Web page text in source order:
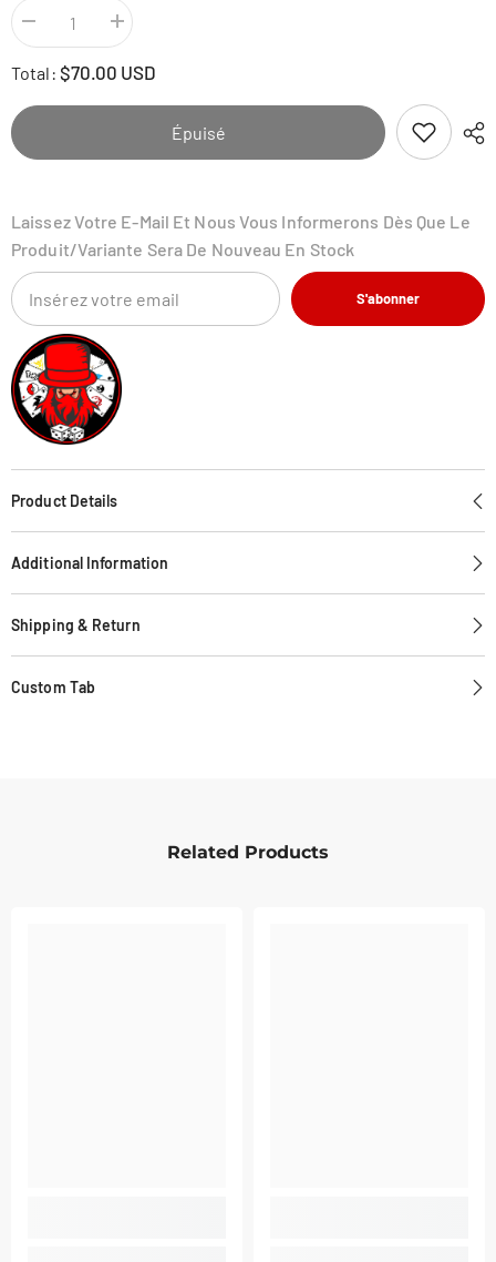
Diminuer
la
quantité
pour
Wars:
Lawless
Augmenter
pour
Unlimited:
Lawless
Total: $70.00 USD
Épuisé
Laissez Votre E-Mail Et Nous Vous Informerons Dès Que Le
Produit/variante Sera De Nouveau En Stock
S'abonner
Product Details
Additional Information
Shipping & Return
Custom Tab
Related Products